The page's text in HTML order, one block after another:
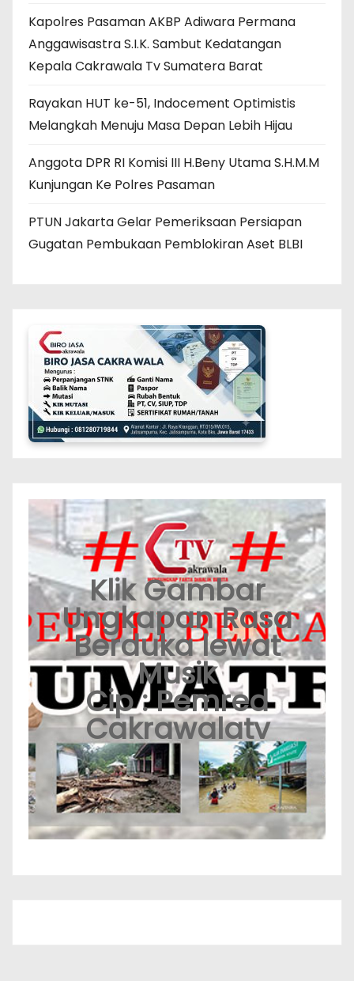
Kapolres Pasaman AKBP Adiwara Permana
Anggawisastra S.I.K. Sambut Kedatangan
Kepala Cakrawala Tv Sumatera Barat
Rayakan HUT ke-51, Indocement Optimistis
Melangkah Menuju Masa Depan Lebih Hijau
Anggota DPR RI Komisi III H.Beny Utama S.H.M.M
Kunjungan Ke Polres Pasaman
PTUN Jakarta Gelar Pemeriksaan Persiapan
Gugatan Pembukaan Pemblokiran Aset BLBI
Klik Gambar
Ungkapan Rasa
Berduka lewat
Musik
Cip : Pemred
Cakrawalatv